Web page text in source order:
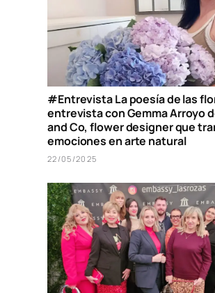
#Entrevista La poesía de las
entrevista con Gemma Arroyo
and Co, flower designer que
emociones en arte natural
22/05/2025